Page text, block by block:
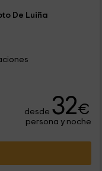
De Luiña
desde 32€
persona y noche